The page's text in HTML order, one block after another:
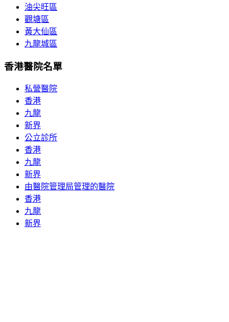
油尖旺區
觀塘區
黃大仙區
九龍城區
香港醫院名單
私營醫院
香港
九龍
新界
公立診所
香港
九龍
新界
由醫院管理局管理的醫院
香港
九龍
新界